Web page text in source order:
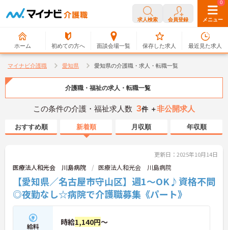
求人検索 会員登録 メニュー
ホーム 初めての方へ 面談会場一覧
0
保存した求人
0
最近見た求人
マイナビ介護職 愛知県 愛知県の介護職・求人・転職一覧
介護職・福祉の求人・転職一覧
この条件の介護・福祉求人数 3件 ＋非公開求人
おすすめ順 新着順 月収順 年収順
更新日：2025年10月14日
医療法人和光会 川島病院 医療法人和光会 川島病院
【愛知県／名古屋市守山区】週1～OK♪資格不問
◎夜勤なし☆病院で介護職募集《パート》
給料 時給1,140円～